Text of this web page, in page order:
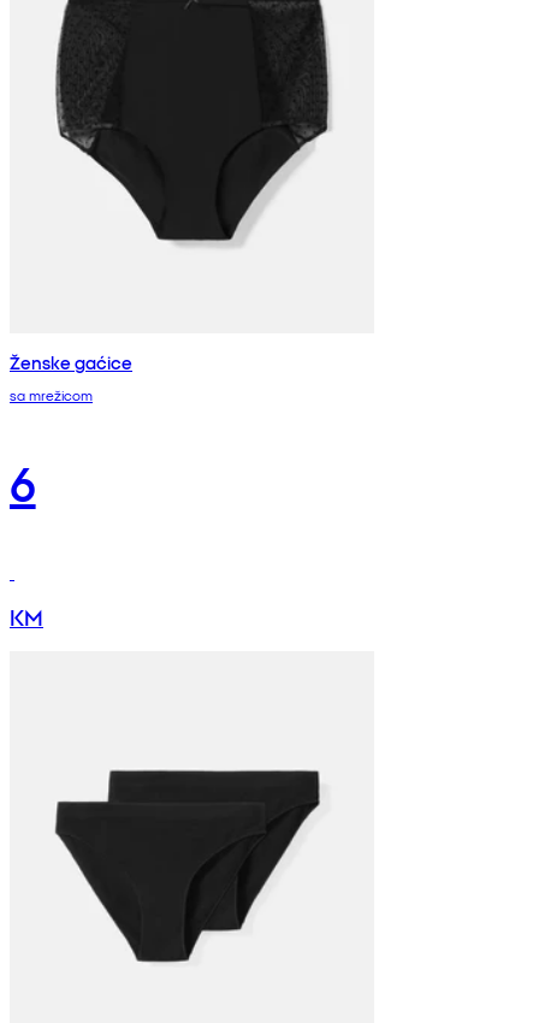
Ženske gaćice
sa mrežicom
6
KM